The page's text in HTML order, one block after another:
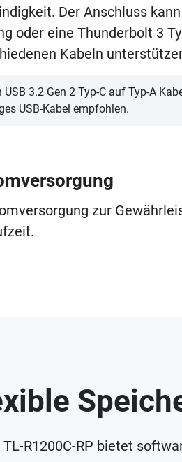
Der Anschluss kann
oder eine Thunderbolt 3
Kabeln
3.2 Gen 2 Typ-C auf Typ-A
USB-Kabel empfohlen.
zur
TL-R1200C-RP bietet